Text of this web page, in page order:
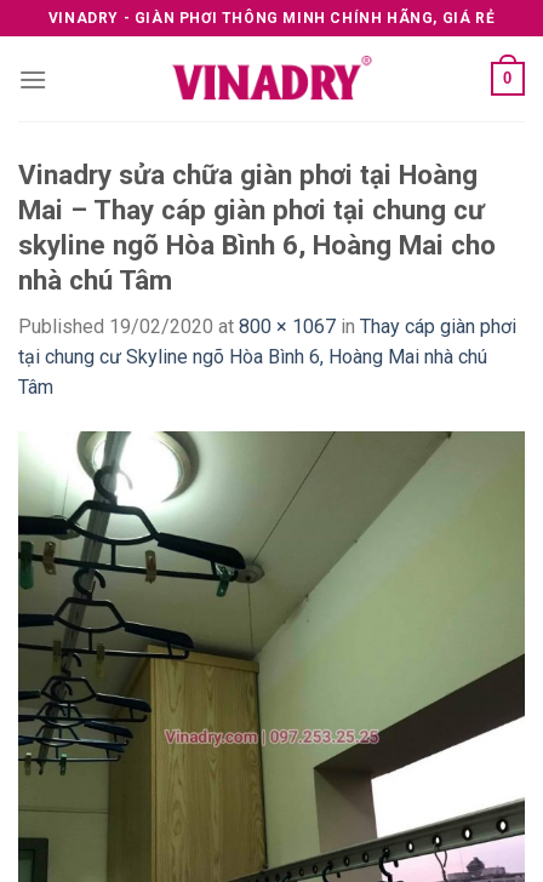
to
content
VINADRY - GIÀN PHƠI THÔNG MINH CHÍNH HÃNG, GIÁ RẺ
0
Vinadry sửa chữa giàn phơi tại Hoàng
Mai – Thay cáp giàn phơi tại chung cư
skyline ngõ Hòa Bình 6, Hoàng Mai cho
nhà chú Tâm
Published 19/02/2020 at 800 × 1067 in Thay cáp giàn phơi
tại chung cư Skyline ngõ Hòa Bình 6, Hoàng Mai nhà chú
Tâm